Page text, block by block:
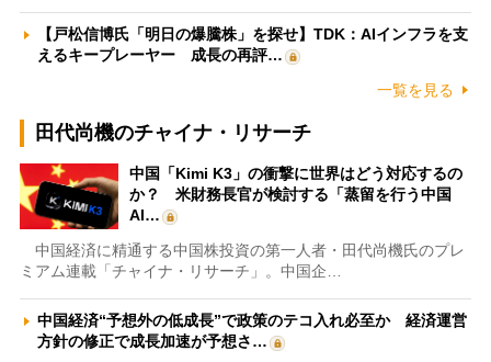
【戸松信博氏「明日の爆騰株」を探せ】TDK：AIインフラを支
えるキープレーヤー 成長の再評…
一覧を見る
田代尚機のチャイナ・リサーチ
中国「Kimi K3」の衝撃に世界はどう対応するの
か？ 米財務長官が検討する「蒸留を行う中国
AI…
中国経済に精通する中国株投資の第一人者・田代尚機氏のプレ
ミアム連載「チャイナ・リサーチ」。中国企…
中国経済“予想外の低成長”で政策のテコ入れ必至か 経済運営
方針の修正で成長加速が予想さ…